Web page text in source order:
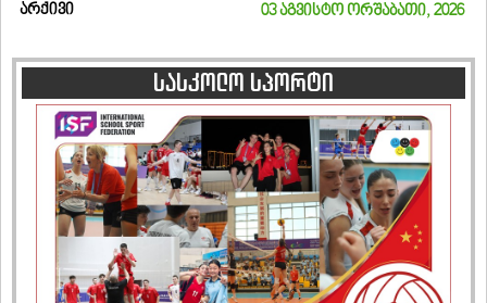
არქივი 03 აგვისტო ორშაბათი, 2026
სასკოლო სპორტი